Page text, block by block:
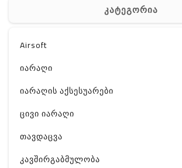
კატეგორია
Airsoft
იარაღი
იარაღის აქსესუარები
ცივი იარაღი
თავდაცვა
კავშირგაბმულობა